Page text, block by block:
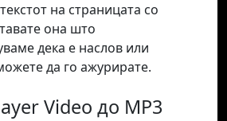
на страницата со
она што
дека е наслов или
да го ажурирате.
Video до MP3